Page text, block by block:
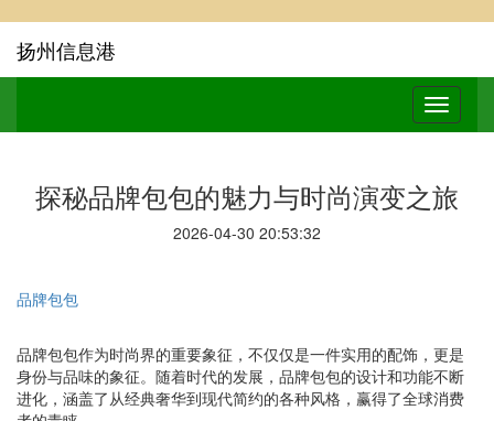
扬州信息港
探秘品牌包包的魅力与时尚演变之旅
2026-04-30 20:53:32
品牌包包
品牌包包作为时尚界的重要象征，不仅仅是一件实用的配饰，更是
身份与品味的象征。随着时代的发展，品牌包包的设计和功能不断
进化，涵盖了从经典奢华到现代简约的各种风格，赢得了全球消费